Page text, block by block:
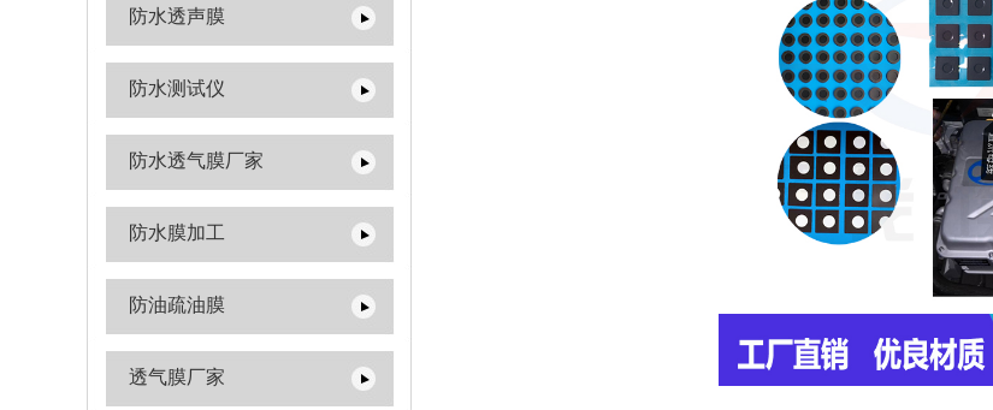
防水透声膜
防水测试仪
防水透气膜厂家
防水膜加工
防油疏油膜
透气膜厂家